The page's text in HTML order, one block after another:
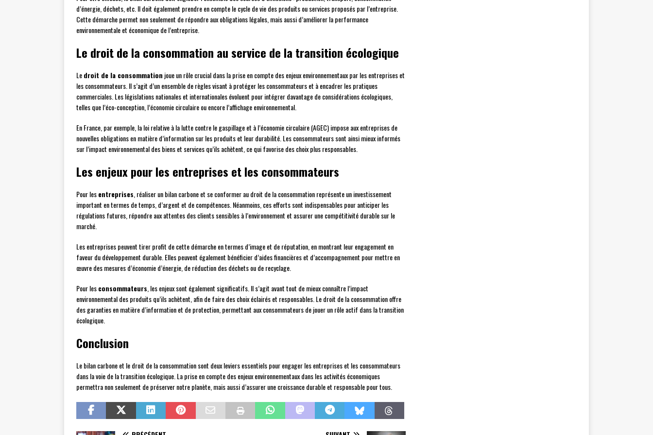
d’énergie, déchets, etc. Il doit également prendre en compte le cycle de vie des produits ou services proposés par l’entreprise.
Cette démarche permet non seulement de répondre aux obligations légales, mais aussi d’améliorer la performance
environnementale et économique de l’entreprise.
Le droit de la consommation au service de la transition écologique
Ledroit de la consommation joue un rôle crucial dans la prise en compte des enjeux environnementaux par les entreprises et
les consommateurs. Il s’agit d’un ensemble de règles visant à protéger les consommateurs et à encadrer les pratiques
commerciales. Les législations nationales et internationales évoluent pour intégrer davantage de considérations écologiques,
telles que l’éco-conception, l’économie circulaire ou encore l’affichage environnemental.
En France, par exemple, la loi relative à la lutte contre le gaspillage et à l’économie circulaire (AGEC) impose aux entreprises de
nouvelles obligations en matière d’information sur les produits et leur durabilité. Les consommateurs sont ainsi mieux informés
sur l’impact environnemental des biens et services qu’ils achètent, ce qui favorise des choix plus responsables.
Les enjeux pour les entreprises et les consommateurs
Pour lesentreprises , réaliser un bilan carbone et se conformer au droit de la consommation représente un investissement
important en termes de temps, d’argent et de compétences. Néanmoins, ces efforts sont indispensables pour anticiper les
régulations futures, répondre aux attentes des clients sensibles à l’environnement et assurer une compétitivité durable sur le
marché.
Les entreprises peuvent tirer profit de cette démarche en termes d’image et de réputation, en montrant leur engagement en
faveur du développement durable. Elles peuvent également bénéficier d’aides financières et d’accompagnement pour mettre en
œuvre des mesures d’économie d’énergie, de réduction des déchets ou de recyclage.
Pour lesconsommateurs , les enjeux sont également significatifs. Il s’agit avant tout de mieux connaître l’impact
environnemental des produits qu’ils achètent, afin de faire des choix éclairés et responsables. Le droit de la consommation offre
des garanties en matière d’information et de protection, permettant aux consommateurs de jouer un rôle actif dans la transition
écologique.
Conclusion
Le bilan carbone et le droit de la consommation sont deux leviers essentiels pour engager les entreprises et les consommateurs
dans la voie de la transition écologique. La prise en compte des enjeux environnementaux dans les activités économiques
permettra non seulement de préserver notre planète, mais aussi d’assurer une croissance durable et responsable pour tous.